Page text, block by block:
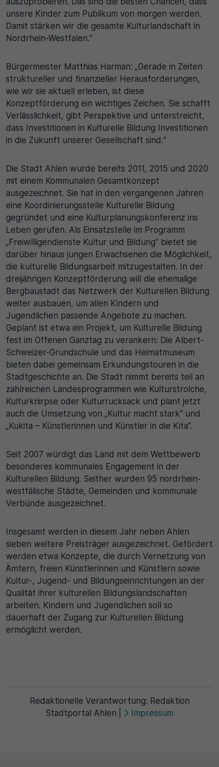
unsere Kinder zum Publikum von morgen werden.
Damit stärken wir die gesamte Kulturlandschaft in
Nordrhein-Westfalen.“
Bürgermeister Matthias Harman: „Gerade in Zeiten
struktureller und finanzieller Herausforderungen,
wie wir sie aktuell erleben, ist diese
Konzeptförderung ein wichtiges Zeichen. Sie schafft
Verlässlichkeit, gibt Perspektive und unterstreicht,
dass Investitionen in Kulturelle Bildung Investitionen
in die Zukunft unserer Gesellschaft sind.“
Die Stadt Ahlen wurde bereits 2011, 2015 und 2020
mit einem Kommunalen Gesamtkonzept
ausgezeichnet. Sie hat in den vergangenen Jahren
eine Koordinierungsstelle Kulturelle Bildung
gegründet und eine Kulturplanungskonferenz ins
Leben gerufen. Als Einsatzstelle im Programm
„Freiwilligendienste Kultur und Bildung“ bietet sie
darüber hinaus jungen Erwachsenen die Möglichkeit,
die kulturelle Bildungsarbeit mitzugestalten. In der
dreijährigen Konzeptförderung will die ehemalige
Bergbaustadt das Netzwerk der Kulturellen Bildung
weiter ausbauen, um allen Kindern und
Jugendlichen passende Angebote zu machen.
Geplant ist etwa ein Projekt, um Kulturelle Bildung
fest im Offenen Ganztag zu verankern: Die Albert-
Schweizer-Grundschule und das Heimatmuseum
bieten dabei gemeinsam Erkundungstouren in die
Stadtgeschichte an. Die Stadt nimmt bereits teil an
zahlreichen Landesprogrammen wie Kulturstrolche,
Kulturknirpse oder Kulturrucksack und plant jetzt
auch die Umsetzung von „Kultur macht stark“ und
„Kukita – Künstlerinnen und Künstler in die Kita“.
Seit 2007 würdigt das Land mit dem Wettbewerb
besonderes kommunales Engagement in der
Kulturellen Bildung. Seither wurden 95 nordrhein-
westfälische Städte, Gemeinden und kommunale
Verbünde ausgezeichnet.
Insgesamt werden in diesem Jahr neben Ahlen
sieben weitere Preisträger ausgezeichnet. Gefördert
werden etwa Konzepte, die durch Vernetzung von
Ämtern, freien Künstlerinnen und Künstlern sowie
Kultur-, Jugend- und Bildungseinrichtungen an der
Qualität ihrer kulturellen Bildungslandschaften
arbeiten. Kindern und Jugendlichen soll so
dauerhaft der Zugang zur Kulturellen Bildung
ermöglicht werden.
Redaktionelle Verantwortung: Redaktion
Stadtportal Ahlen
Impressum